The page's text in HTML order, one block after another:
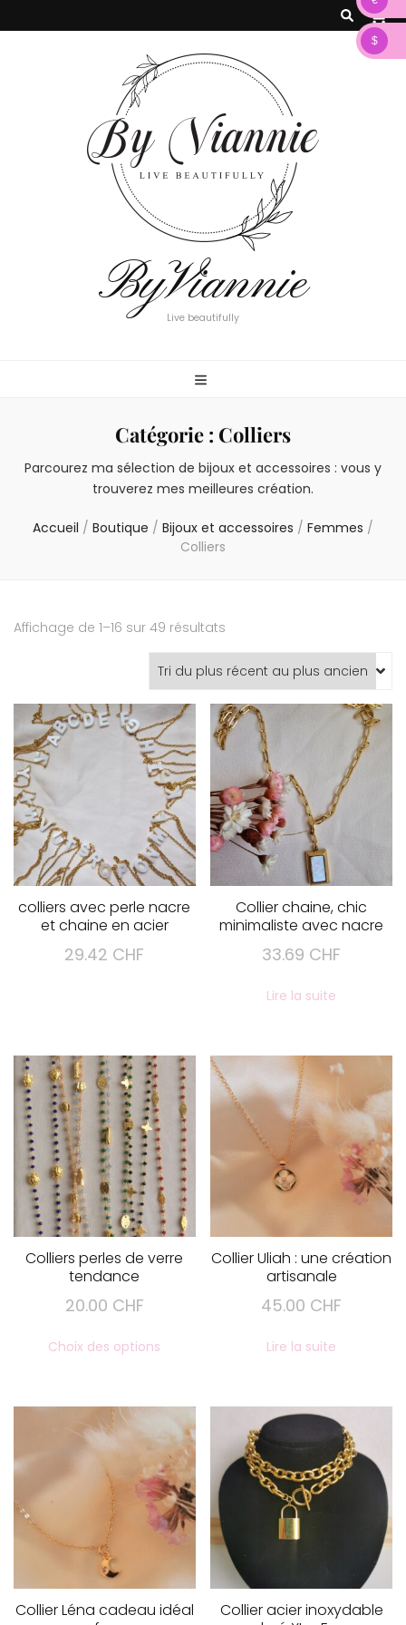
0
ByViannie
Live beautifully
Catégorie : Colliers
Parcourez ma sélection de bijoux et accessoires : vous y
trouverez mes meilleures création.
Accueil / Boutique / Bijoux et accessoires / Femmes /
Colliers
Affichage de 1–16 sur 49 résultats
du
plus
récent
au
plus
ancien
colliers avec perle nacre
et chaine en acier
29.42 CHF
variations.
Les
options
peuvent
être
choisies
sur
la
page
du
produit
Collier chaine, chic
minimaliste avec nacre
33.69 CHF
Lire la suite
Colliers perles de verre
tendance
20.00 CHF
Choix des options
variations.
Les
options
peuvent
être
choisies
sur
page
du
Collier Uliah : une création
artisanale
45.00 CHF
Lire la suite
Collier Léna cadeau idéal
Collier acier inoxydable
$